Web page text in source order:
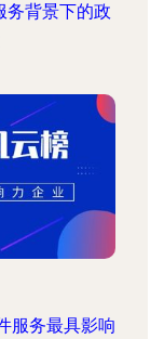
务背景下的政
服务最具影响